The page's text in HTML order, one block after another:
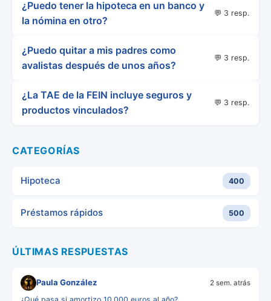
¿Puedo tener la hipoteca en un banco y
la nómina en otro?
💬 3 resp.
¿Puedo quitar a mis padres como
avalistas después de unos años?
💬 3 resp.
¿La TAE de la FEIN incluye seguros y
productos vinculados?
💬 3 resp.
CATEGORÍAS
Hipoteca 400
Préstamos rápidos 500
ÚLTIMAS RESPUESTAS
Paula González 2 sem. atrás
¿Qué pasa si amortizo 10.000 euros al año?